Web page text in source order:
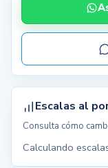
Escalas al
Consulta cómo
Calculando